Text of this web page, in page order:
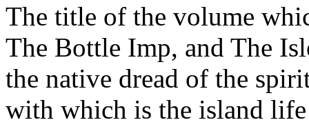
The title of the volume
The Bottle Imp, and The
the native dread of the
with which is the island